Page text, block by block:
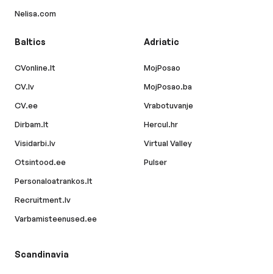
Nelisa.com
Baltics
CVonline.lt
CV.lv
CV.ee
Dirbam.lt
Visidarbi.lv
Otsintood.ee
Personaloatrankos.lt
Recruitment.lv
Varbamisteenused.ee
Adriatic
MojPosao
MojPosao.ba
Vrabotuvanje
Hercul.hr
Virtual Valley
Pulser
Scandinavia